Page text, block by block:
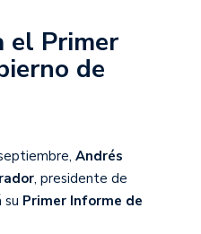
el Primer
de
Andrés
, presidente de
su Primer Informe de